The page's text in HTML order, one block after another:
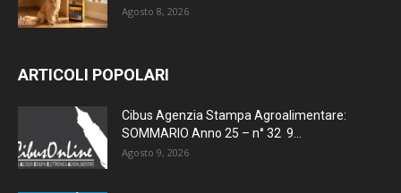
Agosto 8, 2026
ARTICOLI POPOLARI
Cibus Agenzia Stampa Agroalimentare:
SOMMARIO Anno 25 – n° 32 9...
Agosto 9, 2026